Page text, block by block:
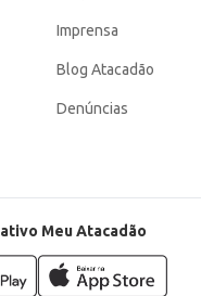
Imprensa
Blog Atacadão
Denúncias
Meu Atacadão